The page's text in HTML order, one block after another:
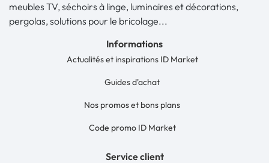
meubles TV, séchoirs à linge, luminaires et décorations,
pergolas, solutions pour le bricolage...
Informations
Actualités et inspirations ID Market
Guides d'achat
Nos promos et bons plans
Code promo ID Market
Service client